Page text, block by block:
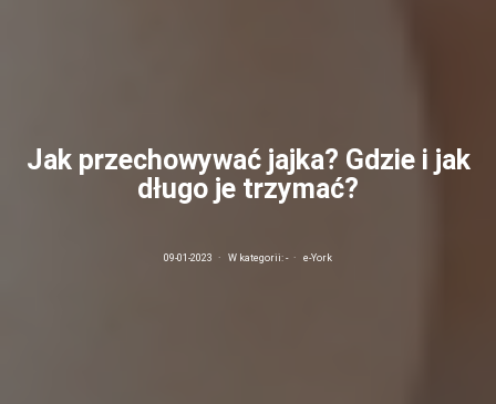
Jak przechowywać jajka? Gdzie i jak
długo je trzymać?
09-01-2023 · W kategorii: - · e-York